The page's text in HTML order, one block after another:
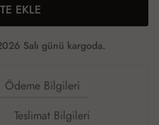
EKLE
Salı günü kargoda.
Ödeme Bilgileri
Teslimat Bilgileri